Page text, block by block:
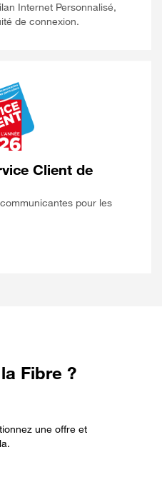
Internet Personnalisé,
de connexion.
Client de
pour les
Fibre ?
une offre et